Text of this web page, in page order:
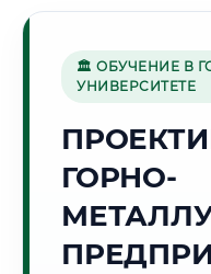
🏛 ОБУЧЕНИЕ В
УНИВЕРСИТЕТЕ
ГОРНО-